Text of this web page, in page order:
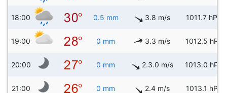
18:00 0.5 mm 3.8 m/s 1011.7 hPa
19:00 0 mm 3.3 m/s 1012.5 hPa
20:00 0 mm 2.3.0 m/s 1013.0 hPa
21:00 0 mm 2.4 m/s 1013.1 hPa